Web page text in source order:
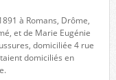
à Romans, Drôme,
et de Marie Eugénie
domiciliée 4 rue
domiciliés en